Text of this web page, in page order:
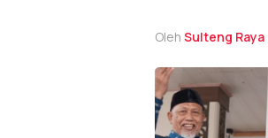
Oleh Sulteng Raya